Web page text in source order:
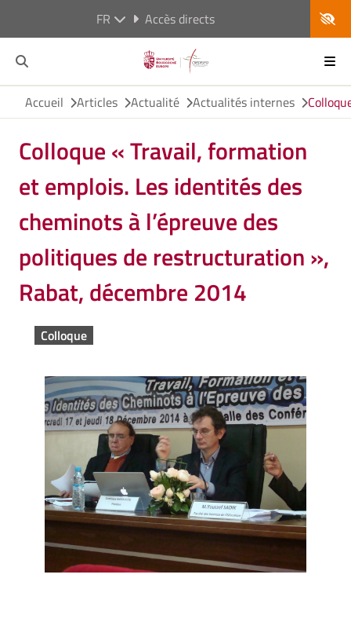
FR Accès directs
Accueil Articles Actualité Actualités internes
Colloque « Travail, formation
et emplois. Les identités des
cheminots à l’épreuve des
politiques de restructuration »,
Rabat, décembre 2014
Colloque